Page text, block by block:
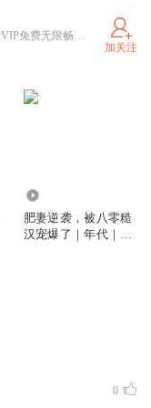
听精品有声，关注善读文学！全部专辑VIP免费无限畅听！
加关注
肥妻逆袭，被八零糙
汉宠爆了｜年代｜重
0